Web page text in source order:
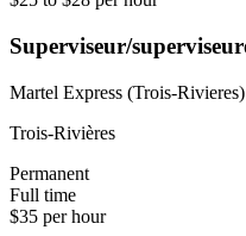
Superviseur/
Martel Express (Trois-
Trois-Rivières
Permanent
Full time
$35 per hour